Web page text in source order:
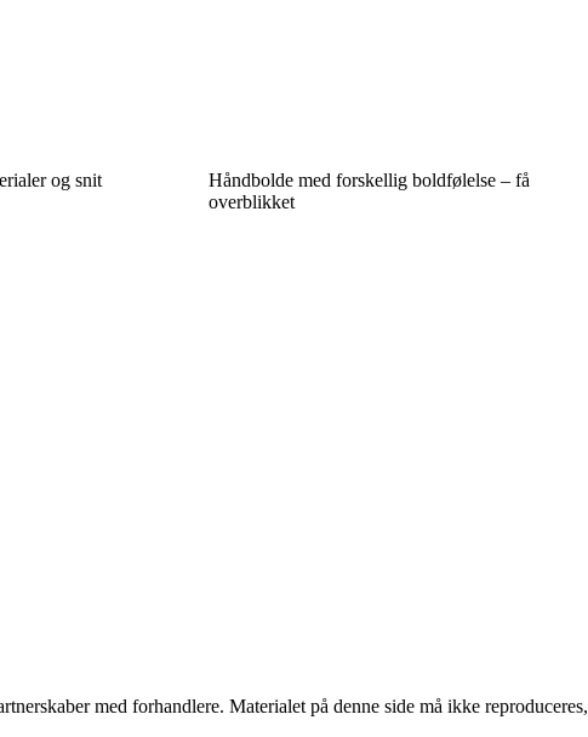
og snit
Håndbolde med forskellig boldfølelse – få
overblikket
med forhandlere. Materialet på denne side må ikke reproduceres,